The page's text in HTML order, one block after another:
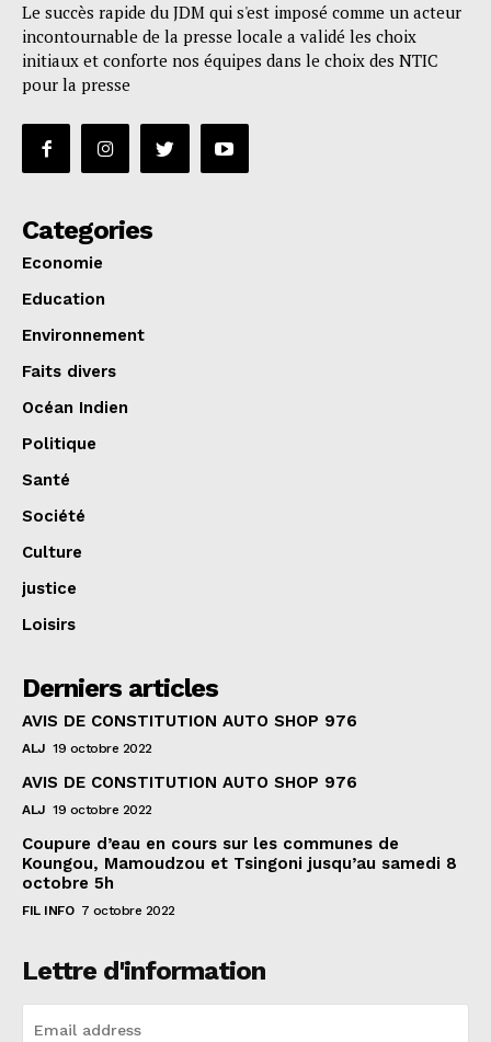
Le succès rapide du JDM qui s'est imposé comme un acteur
incontournable de la presse locale a validé les choix
initiaux et conforte nos équipes dans le choix des NTIC
pour la presse
Categories
Economie
Education
Environnement
Faits divers
Océan Indien
Politique
Santé
Société
Culture
justice
Loisirs
Derniers articles
AVIS DE CONSTITUTION AUTO SHOP 976
ALJ 19 octobre 2022
AVIS DE CONSTITUTION AUTO SHOP 976
ALJ 19 octobre 2022
Coupure d’eau en cours sur les communes de
Koungou, Mamoudzou et Tsingoni jusqu’au samedi 8
octobre 5h
FIL INFO 7 octobre 2022
Lettre d'information